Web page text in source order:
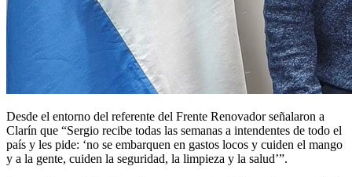
Desde el entorno del referente del Frente Renovador señalaron a
Clarín que “Sergio recibe todas las semanas a intendentes de todo el
país y les pide: ‘no se embarquen en gastos locos y cuiden el mango
y a la gente, cuiden la seguridad, la limpieza y la salud’”.